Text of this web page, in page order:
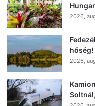
2026,
hőség!
2026,